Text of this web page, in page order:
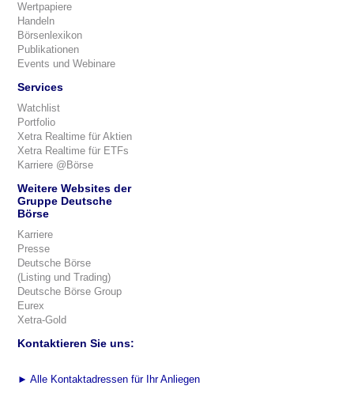
Wertpapiere
Handeln
Börsenlexikon
Publikationen
Events und Webinare
Services
Watchlist
Portfolio
Xetra Realtime für Aktien
Xetra Realtime für ETFs
Karriere @Börse
Weitere Websites der
Gruppe Deutsche
Börse
Karriere
Presse
Deutsche Börse
(Listing und Trading)
Deutsche Börse Group
Eurex
Xetra-Gold
Kontaktieren Sie uns:
► Alle Kontaktadressen für Ihr Anliegen